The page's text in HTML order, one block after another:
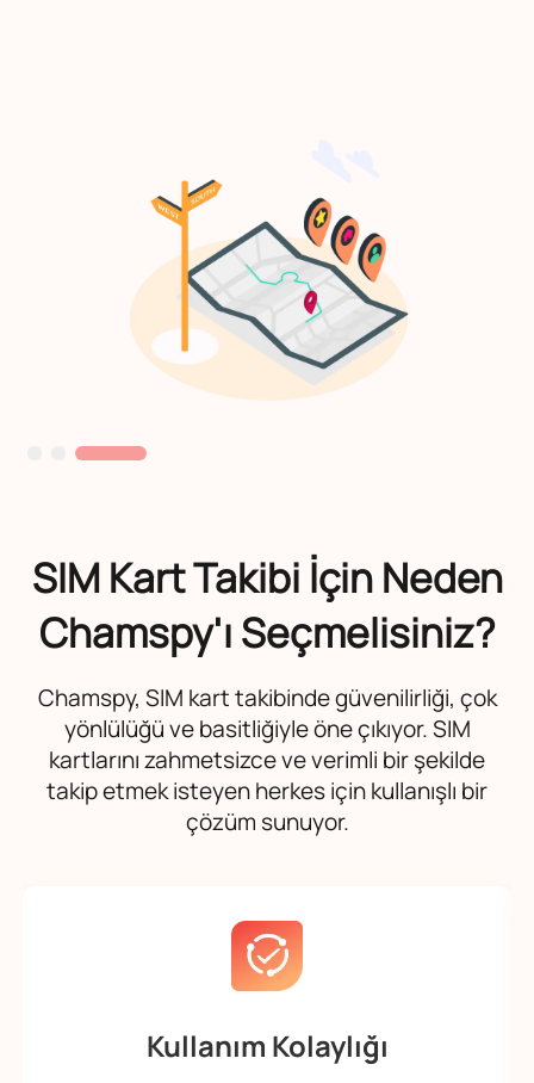
SIM Kart Takibi İçin Neden
Chamspy'ı Seçmelisiniz?
Chamspy, SIM kart takibinde güvenilirliği, çok
yönlülüğü ve basitliğiyle öne çıkıyor. SIM
kartlarını zahmetsizce ve verimli bir şekilde
takip etmek isteyen herkes için kullanışlı bir
çözüm sunuyor.
Kullanım Kolaylığı